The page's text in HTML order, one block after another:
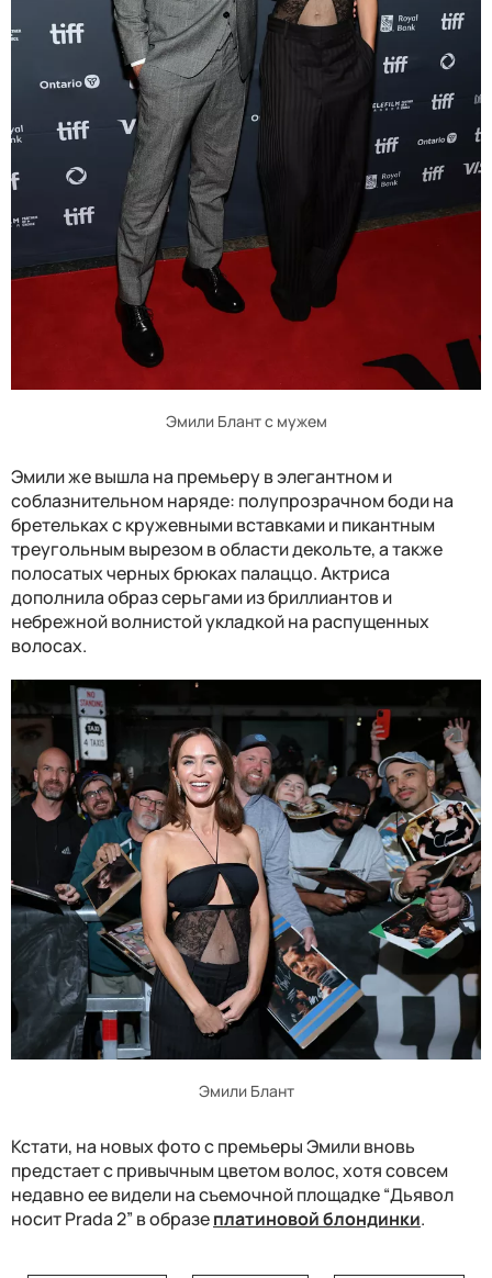
Эмили Блант с мужем
Эмили же вышла на премьеру в элегантном и
соблазнительном наряде: полупрозрачном боди на
бретельках с кружевными вставками и пикантным
треугольным вырезом в области декольте, а также
полосатых черных брюках палаццо. Актриса
дополнила образ серьгами из бриллиантов и
небрежной волнистой укладкой на распущенных
волосах.
Эмили Блант
Кстати, на новых фото с премьеры Эмили вновь
предстает с привычным цветом волос, хотя совсем
недавно ее видели на съемочной площадке “Дьявол
носит Prada 2” в образеплатиновой блондинки.